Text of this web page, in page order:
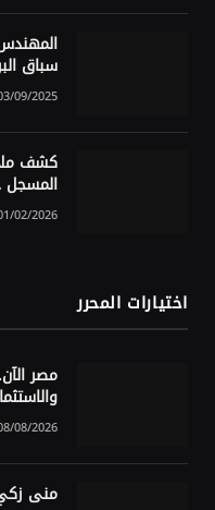
سباق
09/2025
كشف
المسجل
02/2026
اختيارات المحرر
مصر
08/2026
منى زكي.. 2جوهرة الفن